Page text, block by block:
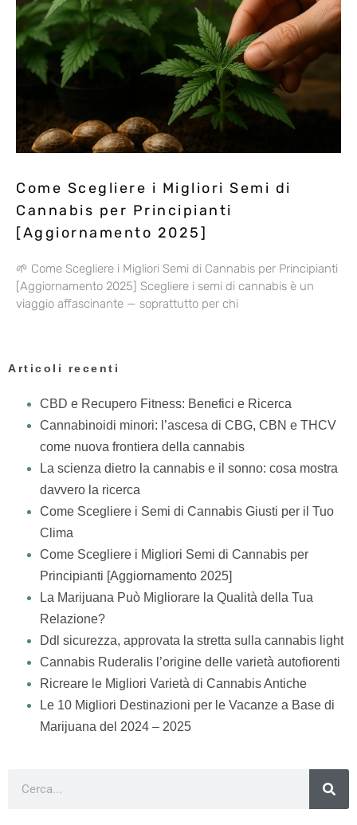
Come Scegliere i Migliori Semi di
Cannabis per Principianti
[Aggiornamento 2025]
🌱 Come Scegliere i Migliori Semi di Cannabis per Principianti
[Aggiornamento 2025] Scegliere i semi di cannabis è un
viaggio affascinante — soprattutto per chi
Articoli recenti
CBD e Recupero Fitness: Benefici e Ricerca
Cannabinoidi minori: l’ascesa di CBG, CBN e THCV
come nuova frontiera della cannabis
La scienza dietro la cannabis e il sonno: cosa mostra
davvero la ricerca
Come Scegliere i Semi di Cannabis Giusti per il Tuo
Clima
Come Scegliere i Migliori Semi di Cannabis per
Principianti [Aggiornamento 2025]
La Marijuana Può Migliorare la Qualità della Tua
Relazione?
Ddl sicurezza, approvata la stretta sulla cannabis light
Cannabis Ruderalis l’origine delle varietà autofiorenti
Ricreare le Migliori Varietà di Cannabis Antiche
Le 10 Migliori Destinazioni per le Vacanze a Base di
Marijuana del 2024 – 2025